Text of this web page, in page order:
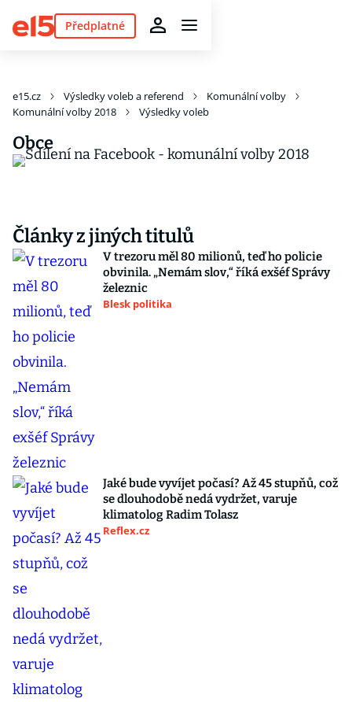
Předplatné
e15.cz Výsledky voleb a referend
Komunální volby
Komunální volby 2018
Výsledky voleb
Obce
Články z jiných titulů
V trezoru měl 80 milionů, teď ho policie
obvinila. „Nemám slov,“ říká exšéf Správy
železnic
Blesk politika
Jaké bude vyvíjet počasí? Až 45 stupňů, což
se dlouhodobě nedá vydržet, varuje
klimatolog Radim Tolasz
Reflex.cz